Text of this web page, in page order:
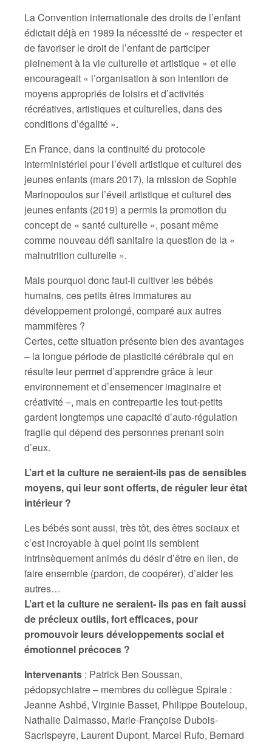
La Convention internationale des droits de l’enfant
édictait déjà en 1989 la nécessité de « respecter et
de favoriser le droit de l’enfant de participer
pleinement à la vie culturelle et artistique » et elle
encourageait « l’organisation à son intention de
moyens appropriés de loisirs et d’activités
récréatives, artistiques et culturelles, dans des
conditions d’égalité ».
En France, dans la continuité du protocole
interministériel pour l’éveil artistique et culturel des
jeunes enfants (mars 2017), la mission de Sophie
Marinopoulos sur l’éveil artistique et culturel des
jeunes enfants (2019) a permis la promotion du
concept de « santé culturelle », posant même
comme nouveau défi sanitaire la question de la «
malnutrition culturelle ».
Mais pourquoi donc faut-il cultiver les bébés
humains, ces petits êtres immatures au
développement prolongé, comparé aux autres
mammifères ?
Certes, cette situation présente bien des avantages
– la longue période de plasticité cérébrale qui en
résulte leur permet d’apprendre grâce à leur
environnement et d’ensemencer imaginaire et
créativité –, mais en contrepartie les tout-petits
gardent longtemps une capacité d’auto-régulation
fragile qui dépend des personnes prenant soin
d’eux.
L’art et la culture ne seraient-ils pas de sensibles
moyens, qui leur sont offerts, de réguler leur état
intérieur ?
Les bébés sont aussi, très tôt, des êtres sociaux et
c’est incroyable à quel point ils semblent
intrinsèquement animés du désir d’être en lien, de
faire ensemble (pardon, de coopérer), d’aider les
autres…
L’art et la culture ne seraient- ils pas en fait aussi
de précieux outils, fort efficaces, pour
promouvoir leurs développements social et
émotionnel précoces ?
Intervenants : Patrick Ben Soussan,
pédopsychiatre – membres du collègue Spirale :
Jeanne Ashbé, Virginie Basset, Philippe Bouteloup,
Nathalie Dalmasso, Marie-Françoise Dubois-
Sacrispeyre, Laurent Dupont, Marcel Rufo, Bernard